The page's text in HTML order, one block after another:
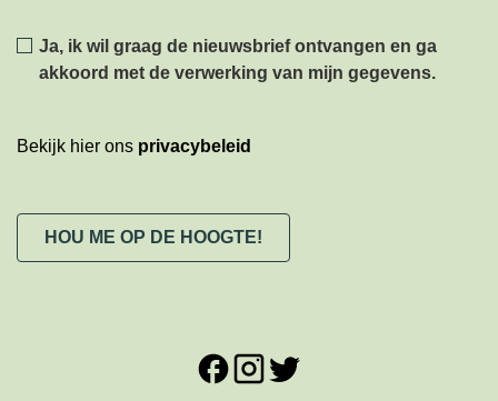
Privacy
Ja, ik wil graag de nieuwsbrief ontvangen en ga
akkoord met de verwerking van mijn gegevens.
Bekijk hier ons privacybeleid